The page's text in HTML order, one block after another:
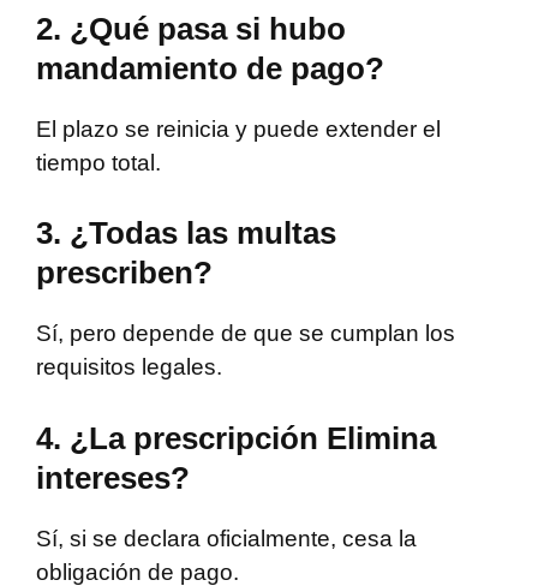
2. ¿Qué pasa si hubo
mandamiento de pago?
El plazo se reinicia y puede extender el
tiempo total.
3. ¿Todas las multas
prescriben?
Sí, pero depende de que se cumplan los
requisitos legales.
4. ¿La prescripción Elimina
intereses?
Sí, si se declara oficialmente, cesa la
obligación de pago.